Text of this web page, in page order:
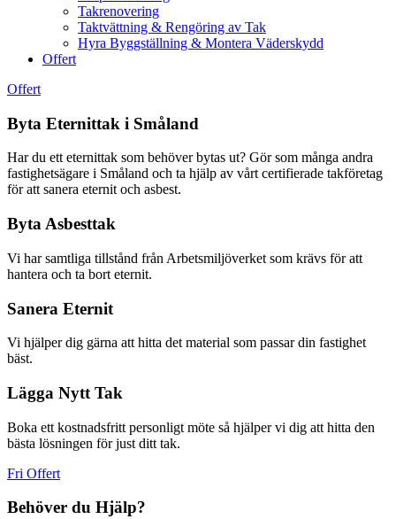
Takrenovering
Taktvättning & Rengöring av Tak
Hyra Byggställning & Montera Väderskydd
Offert
Offert
Byta Eternittak i Småland
Har du ett eternittak som behöver bytas ut? Gör som många andra
fastighetsägare i Småland och ta hjälp av vårt certifierade takföretag
för att sanera eternit och asbest.
Byta Asbesttak
Vi har samtliga tillstånd från Arbetsmiljöverket som krävs för att
hantera och ta bort eternit.
Sanera Eternit
Vi hjälper dig gärna att hitta det material som passar din fastighet
bäst.
Lägga Nytt Tak
Boka ett kostnadsfritt personligt möte så hjälper vi dig att hitta den
bästa lösningen för just ditt tak.
Fri Offert
Behöver du Hjälp?